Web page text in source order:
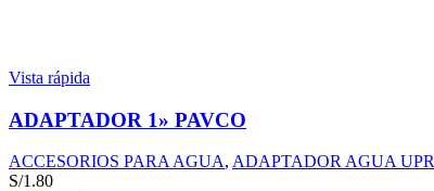
Vista rápida
ADAPTADOR 1» PAVCO
ACCESORIOS PARA AGUA, ADAPTADOR AGUA UPR
S/1.80